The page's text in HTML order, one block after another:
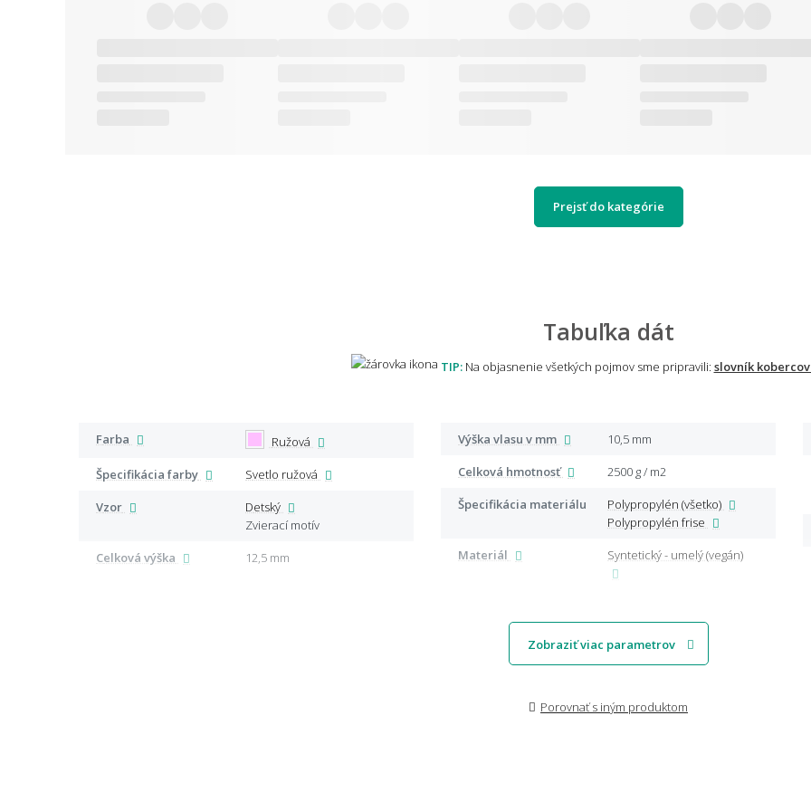
Prejsť do kategórie
Tabuľka dát
TIP:Na objasnenie všetkých pojmov sme pripravili: slovník
Farba
Ružová
Špecifikácia farby
Svetlo ružová
Vzor
Detský
Zvierací motív
Celková výška
12,5 mm
Výška vlasu v mm
10,5 mm
Celková hmotnosť
2500 g / m2
Špecifikácia materiálu
Polypropylén (všetko)
Polypropylén frise
Materiál
Syntetický - umelý (vegán)
Zobraziť viac parametrov
Porovnať s iným produktom